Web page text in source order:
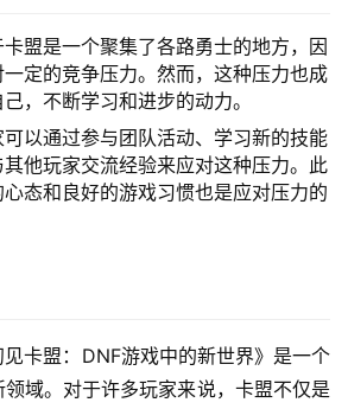
盟是一个聚集了各路勇士的地方，因
定的竞争压力。然而，这种压力也成
，不断学习和进步的动力。
以通过参与团队活动、学习新的技能
他玩家交流经验来应对这种压力。此
态和良好的游戏习惯也是应对压力的
卡盟：DNF游戏中的新世界》是一个
域。对于许多玩家来说，卡盟不仅是